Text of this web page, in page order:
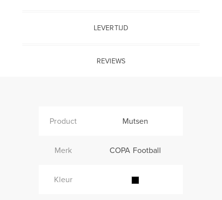
LEVERTIJD
REVIEWS
Product Mutsen
Merk COPA Football
Kleur